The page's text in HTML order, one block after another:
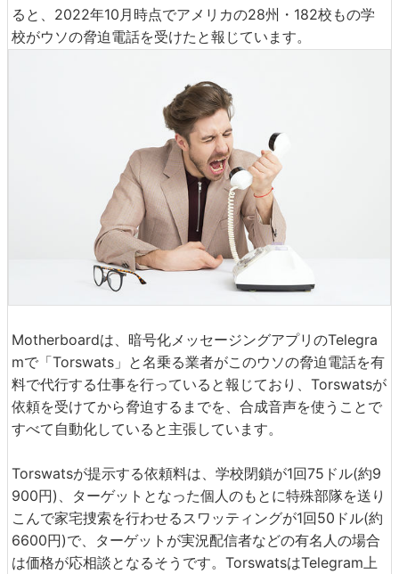
ると、2022年10月時点でアメリカの28州・182校もの学
校がウソの脅迫電話を受けたと報じています。
Motherboardは、暗号化メッセージングアプリのTelegra
mで「Torswats」と名乗る業者がこのウソの脅迫電話を有
料で代行する仕事を行っていると報じており、Torswatsが
依頼を受けてから脅迫するまでを、合成音声を使うことで
すべて自動化していると主張しています。
Torswatsが提示する依頼料は、学校閉鎖が1回75ドル(約9
900円)、ターゲットとなった個人のもとに特殊部隊を送り
こんで家宅捜索を行わせるスワッティングが1回50ドル(約
6600円)で、ターゲットが実況配信者などの有名人の場合
は価格が応相談となるそうです。TorswatsはTelegram上